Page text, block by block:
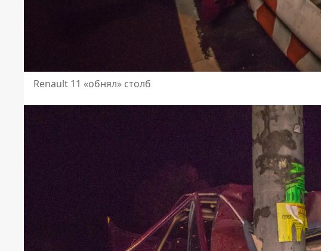
Renault 11 «обнял» столб